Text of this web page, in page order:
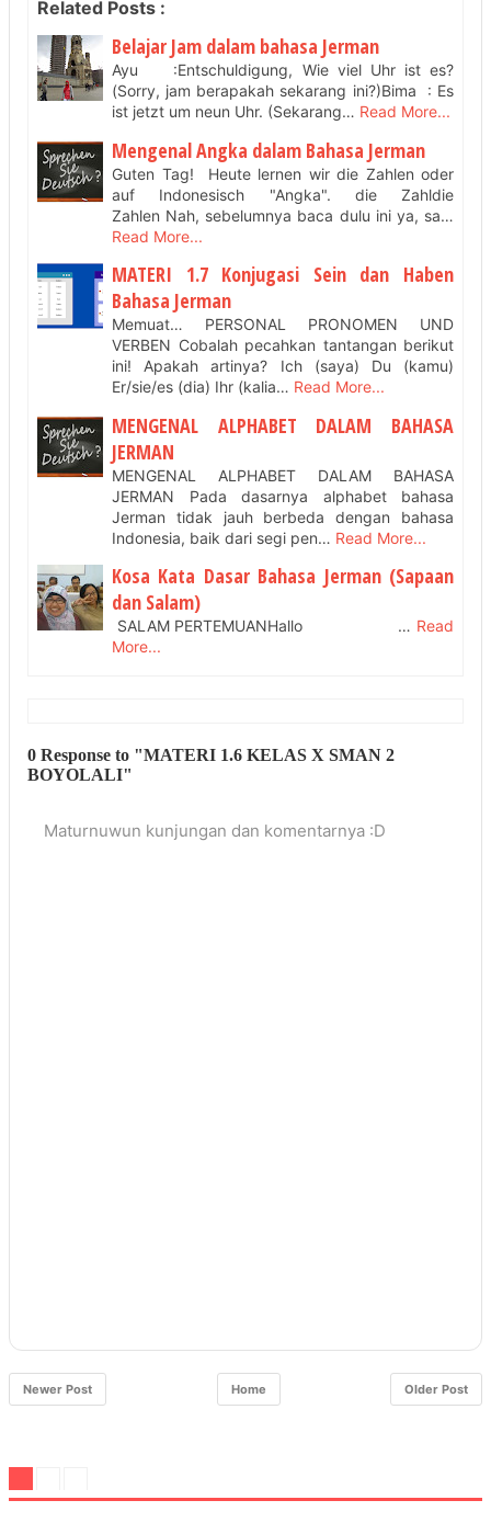
Related Posts :
Belajar Jam dalam bahasa Jerman
Ayu :Entschuldigung, Wie viel Uhr ist es?
(Sorry, jam berapakah sekarang ini?)Bima : Es
ist jetzt um neun Uhr. (Sekarang… Read More...
Mengenal Angka dalam Bahasa Jerman
Guten Tag! Heute lernen wir die Zahlen oder
auf Indonesisch "Angka". die Zahldie
Zahlen Nah, sebelumnya baca dulu ini ya, sa…
Read More...
MATERI 1.7 Konjugasi Sein dan Haben
Bahasa Jerman
Memuat… PERSONAL PRONOMEN UND
VERBEN Cobalah pecahkan tantangan berikut
ini! Apakah artinya? Ich (saya) Du (kamu)
Er/sie/es (dia) Ihr (kalia… Read More...
MENGENAL ALPHABET DALAM BAHASA
JERMAN
MENGENAL ALPHABET DALAM BAHASA
JERMAN Pada dasarnya alphabet bahasa
Jerman tidak jauh berbeda dengan bahasa
Indonesia, baik dari segi pen… Read More...
Kosa Kata Dasar Bahasa Jerman (Sapaan
dan Salam)
SALAM PERTEMUANHallo … Read
More...
0 Response to "MATERI 1.6 KELAS X SMAN 2
BOYOLALI"
Maturnuwun kunjungan dan komentarnya :D
Newer Post Older Post
Home